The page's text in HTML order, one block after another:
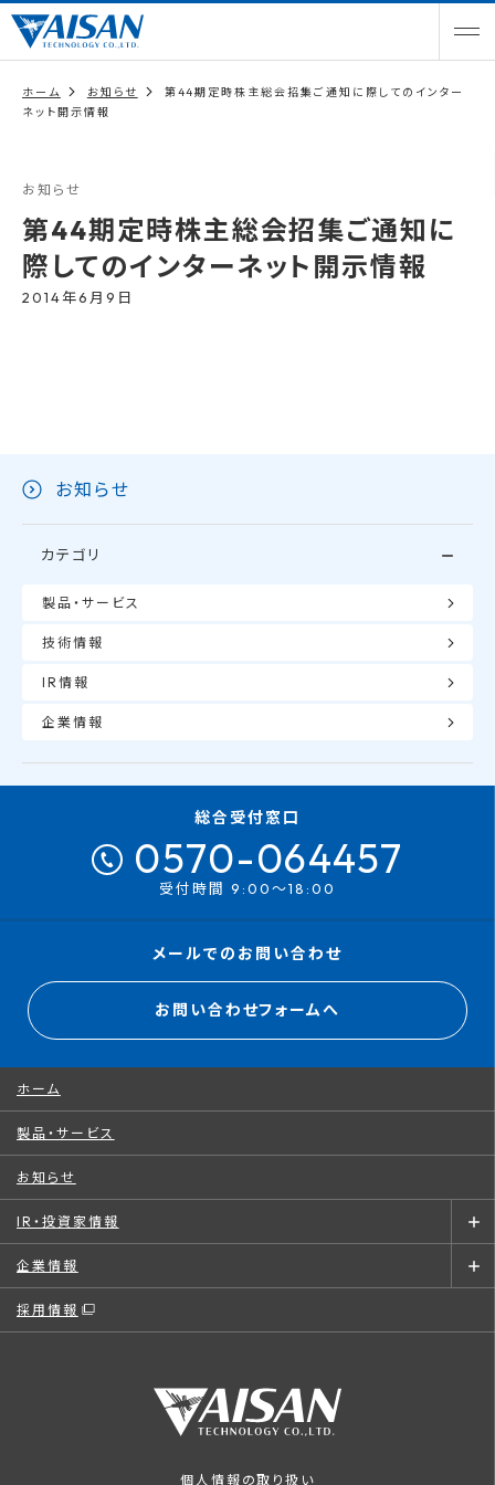
ホーム お知らせ
第44期定時株主総会招集ご通知に際してのインター
ネット開示情報
お知らせ
第44期定時株主総会招集ご通知に
際してのインターネット開示情報
2014年6月9日
お知らせ
カテゴリ
製品・サービス
技術情報
IR情報
企業情報
総合受付窓口
0570-064457
受付時間 9:00～18:00
メールでのお問い合わせ
お問い合わせフォームへ
ホーム
製品・サービス
お知らせ
IR・投資家情報
企業情報
採用情報
個人情報の取り扱い